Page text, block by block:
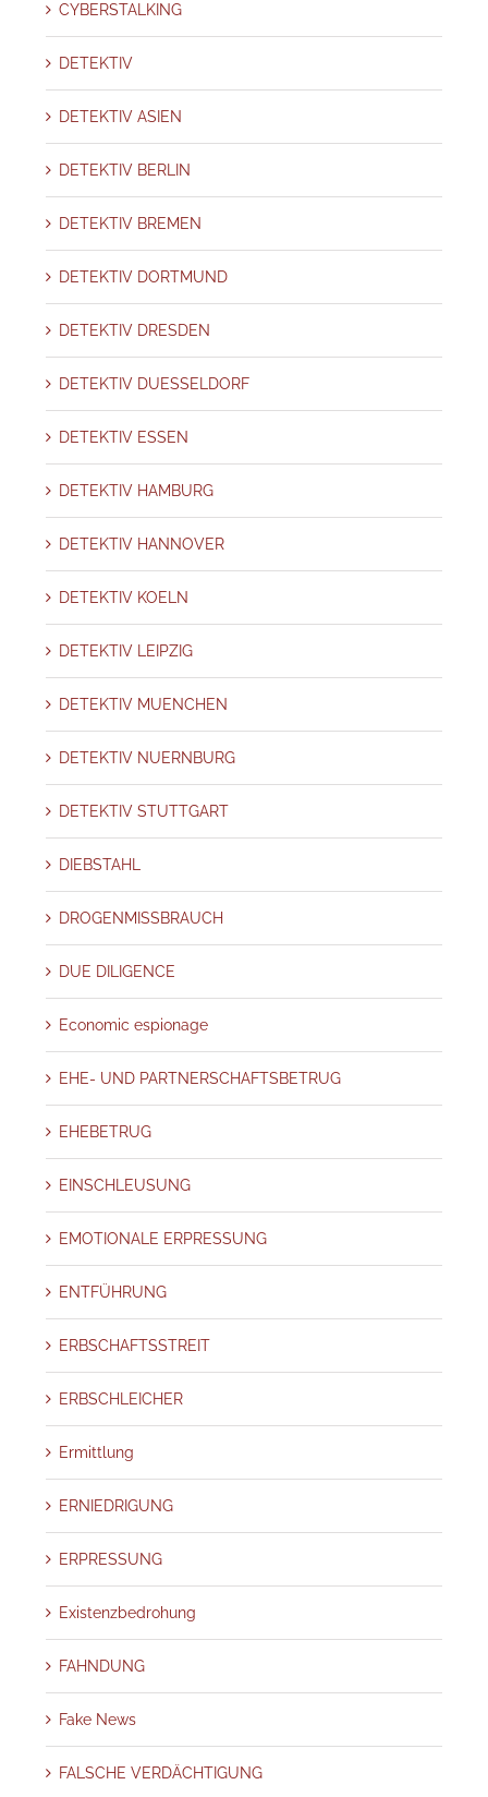
CYBERSTALKING
DETEKTIV
DETEKTIV ASIEN
DETEKTIV BERLIN
DETEKTIV BREMEN
DETEKTIV DORTMUND
DETEKTIV DRESDEN
DETEKTIV DUESSELDORF
DETEKTIV ESSEN
DETEKTIV HAMBURG
DETEKTIV HANNOVER
DETEKTIV KOELN
DETEKTIV LEIPZIG
DETEKTIV MUENCHEN
DETEKTIV NUERNBURG
DETEKTIV STUTTGART
DIEBSTAHL
DROGENMISSBRAUCH
DUE DILIGENCE
Economic espionage
EHE- UND PARTNERSCHAFTSBETRUG
EHEBETRUG
EINSCHLEUSUNG
EMOTIONALE ERPRESSUNG
ENTFÜHRUNG
ERBSCHAFTSSTREIT
ERBSCHLEICHER
Ermittlung
ERNIEDRIGUNG
ERPRESSUNG
Existenzbedrohung
FAHNDUNG
Fake News
FALSCHE VERDÄCHTIGUNG